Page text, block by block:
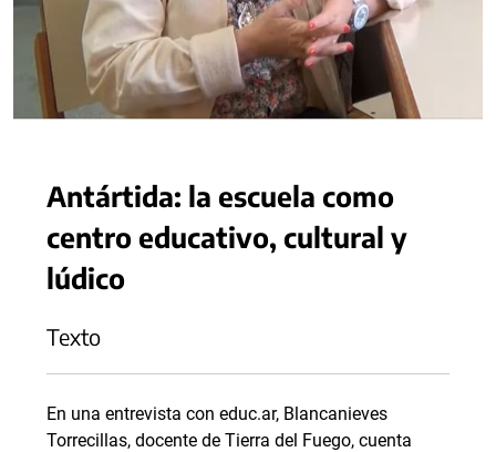
Antártida: la escuela como
centro educativo, cultural y
lúdico
Texto
En una entrevista con educ.ar, Blancanieves
Torrecillas, docente de Tierra del Fuego, cuenta